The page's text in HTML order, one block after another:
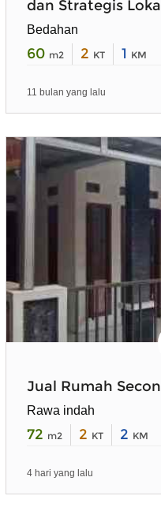
dan Strategis
Bedahan
60 m2 2 KT 1 KM
11 bulan yang lalu
Jual Rumah
Rawa indah
72 m2 2 KT 2 KM
4 hari yang lalu